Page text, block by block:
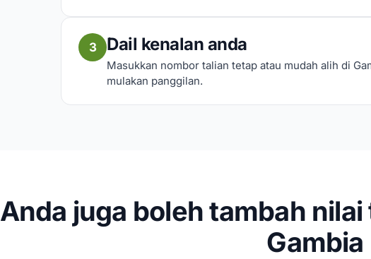
3 Dail kenalan anda
Masukkan nombor talian tetap atau mudah alih di
mulakan panggilan.
Anda juga boleh tambah
Gambia